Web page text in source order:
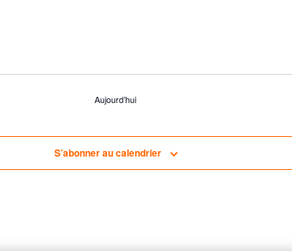
Aujourd’hui
S’abonner au calendrier